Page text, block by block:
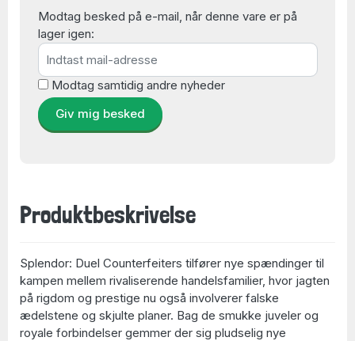
Modtag besked på e-mail, når denne vare er på
lager igen:
Modtag samtidig andre nyheder
Giv mig besked
Produktbeskrivelse
Splendor: Duel Counterfeiters tilfører nye spændinger til
kampen mellem rivaliserende handelsfamilier, hvor jagten
på rigdom og prestige nu også involverer falske
ædelstene og skjulte planer. Bag de smukke juveler og
royale forbindelser gemmer der sig pludselig nye